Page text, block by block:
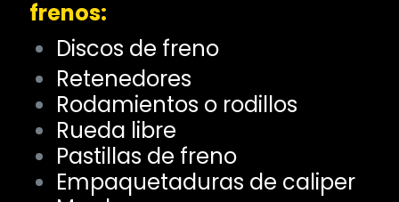
frenos:
Discos de freno
Retenedores
Rodamientos o rodillos
Rueda libre
Pastillas de freno
Empaquetaduras de caliper